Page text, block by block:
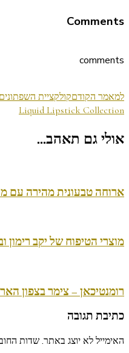
Comments
comments
ניווט
בפוסטים
למאמר הקודם
Liquid Lipstick Collection
אולי גם תאהב...
ארוחה טבעונית מהירה עם
מוצרי הטיפוח של יקב רימון
רומנטיכאן – צימר בצפון
כתיבת תגובה
האימייל לא יוצג באתר.שדות